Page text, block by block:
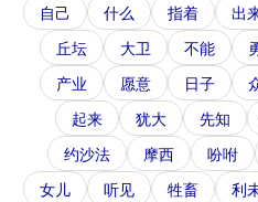
自己
什么 指着 出
丘坛
大卫 不能
产业
愿意 日子
起来
犹大 先知
约沙法
摩西 吩咐
女儿
听见 牲畜 利